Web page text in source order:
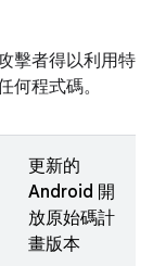
擊者得以利用特
何程式碼。
更新的
Android 開
放原始碼計
畫版本